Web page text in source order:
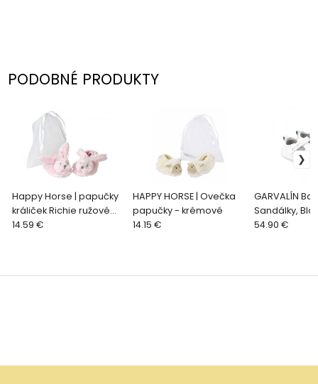
PODOBNÉ PRODUKTY
Happy Horse | papučky
králiček Richie ružové
veľkosť: 10 cm
14.59 €
HAPPY HORSE | Ovečka
papučky - krémové
14.15 €
GARVALÍN
Sandálky,
54.90 €